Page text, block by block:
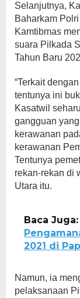
Selanjutnya,
Baharkam
Kamtibmas
suara Pilkada
Tahun Baru
“Terkait
tentunya ini
Kasatwil
gangguan
kerawanan
kerawanan
Tentunya
rekan-rekan di
Utara itu.
Baca Juga:
2021 di
Namun, ia
pelaksanaan